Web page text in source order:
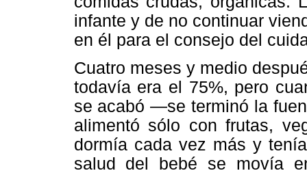
infante y de no continuar
en él para el consejo del
Cuatro meses y medio
todavía era el 75%, pero
se acabó —se terminó la
alimentó sólo con frutas,
dormía cada vez más y
salud del bebé se movía